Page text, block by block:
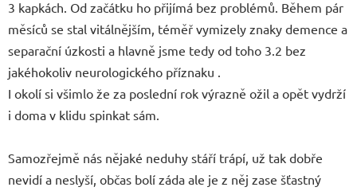
3 kapkách. Od začátku ho přijímá bez problémů. Během pár
měsíců se stal vitálnějším, téměř vymizely znaky demence a
separační úzkosti a hlavně jsme tedy od toho 3.2 bez
jakéhokoliv neurologického příznaku .
I okolí si všimlo že za poslední rok výrazně ožil a opět vydrží
i doma v klidu spinkat sám.
Samozřejmě nás nějaké neduhy stáří trápí, už tak dobře
nevidí a neslyší, občas bolí záda ale je z něj zase šťastný